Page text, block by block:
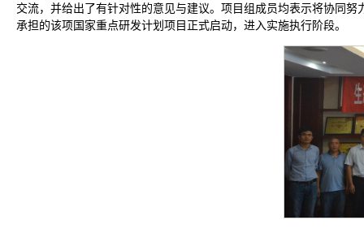
交流，并给出了有针对性的意见与建议。项目组成员均表示将协同
承担的该项国家重点研发计划项目正式启动，进入实施执行阶段。